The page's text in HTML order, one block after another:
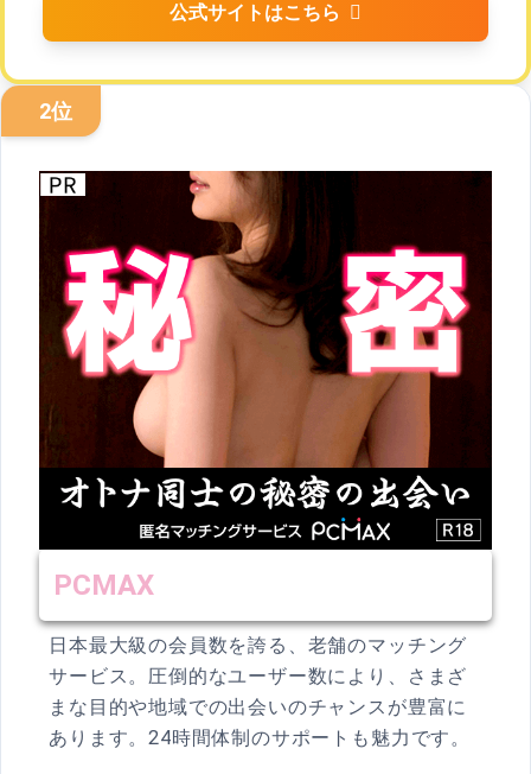
公式サイトはこちら
2位
PCMAX
日本最大級の会員数を誇る、老舗のマッチング
サービス。圧倒的なユーザー数により、さまざ
まな目的や地域での出会いのチャンスが豊富に
あります。24時間体制のサポートも魅力です。